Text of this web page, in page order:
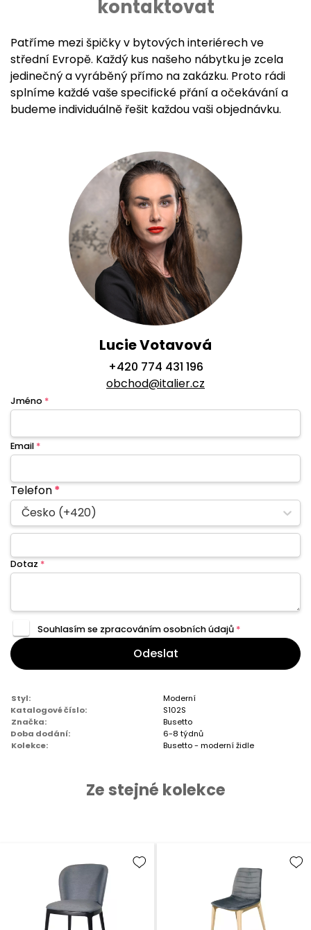
kontaktovat
Patříme mezi špičky v bytových interiérech ve
střední Evropě. Každý kus našeho nábytku je zcela
jedinečný a vyráběný přímo na zakázku. Proto rádi
splníme každé vaše specifické přání a očekávání a
budeme individuálně řešit každou vaši objednávku.
Lucie Votavová
+420 774 431 196
obchod@italier.cz
Jméno *
Email *
Telefon*
Česko (+420)
Dotaz *
Souhlasím se zpracovánímosobních údajů *
Odeslat
Styl:
Moderní
Katalogové číslo:
S102S
Značka:
Busetto
Doba dodání:
6-8 týdnů
Kolekce:
Busetto - moderní židle
Ze stejné kolekce